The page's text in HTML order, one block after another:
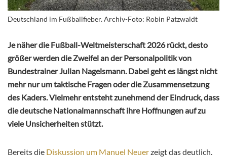
Deutschland im Fußballfieber. Archiv-Foto: Robin Patzwaldt
Je näher die Fußball-Weltmeisterschaft 2026 rückt, desto
größer werden die Zweifel an der Personalpolitik von
Bundestrainer Julian Nagelsmann. Dabei geht es längst nicht
mehr nur um taktische Fragen oder die Zusammensetzung
des Kaders. Vielmehr entsteht zunehmend der Eindruck, dass
die deutsche Nationalmannschaft ihre Hoffnungen auf zu
viele Unsicherheiten stützt.
Bereits die Diskussion um Manuel Neuerzeigt das deutlich.